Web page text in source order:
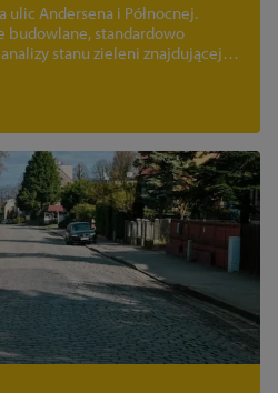
ulic Andersena i Północnej.
budowlane, standardowo
stanu zieleni znajdującej